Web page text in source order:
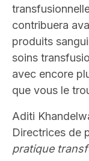
contribuera
produits
soins
avec encore
que vous le
Aditi
Directrices de
pratique